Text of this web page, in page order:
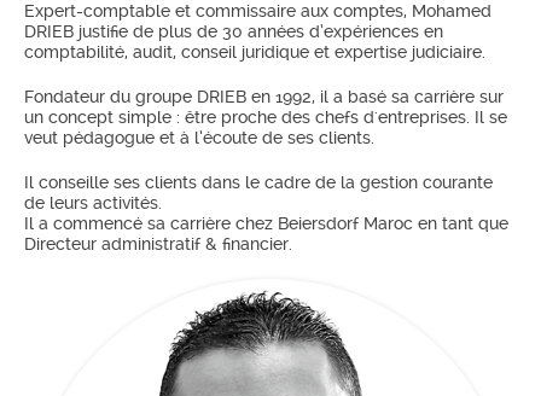
Expert-comptable et commissaire aux comptes, Mohamed
DRIEB justifie de plus de 30 années d’expériences en
comptabilité, audit, conseil juridique et expertise judiciaire.
Fondateur du groupe DRIEB en 1992, il a basé sa carrière sur
un concept simple : être proche des chefs d'entreprises. Il se
veut pédagogue et à l’écoute de ses clients.
Il conseille ses clients dans le cadre de la gestion courante
de leurs activités.
Il a commencé sa carrière chez Beiersdorf Maroc en tant que
Directeur administratif & financier.